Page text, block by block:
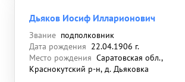
Дьяков Иосиф Илларионович
Звание подполковник
Дата рождения 22.04.1906 г.
Место рождения Саратовская обл.,
Краснокутский р-н, д. Дьяковка